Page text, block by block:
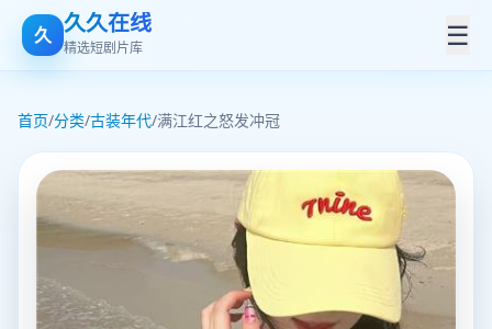
久 久久在线
精选短剧片库 ☰
首页/分类/古装年代/满江红之怒发冲冠